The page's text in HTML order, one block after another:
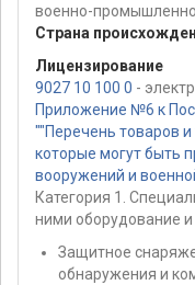
военно-
Страна
Лицензирование
9027 10 100 0 -
Приложение №6 к
""Перечень товаров
которые могут быть
вооружений и
Категория 1.
ними оборудование
Защитное
обнаружения и